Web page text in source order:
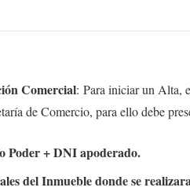
Comercial:Para iniciar un Alta,
de Comercio, para ello debe
Poder + DNI apoderado.
del Inmueble donde se